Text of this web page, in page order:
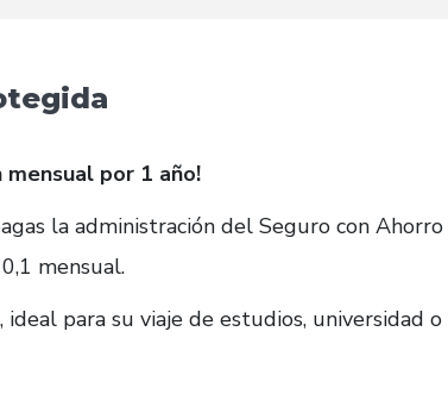
por 1 año!
la administración del Seguro con Ahorro
mensual.
, ideal para su viaje de estudios, universidad o